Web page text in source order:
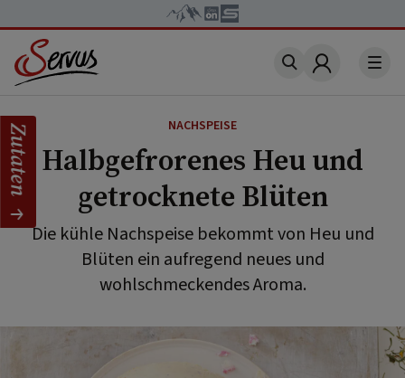
Account
NACHSPEISE
Halbgefrorenes Heu und
getrocknete Blüten
Die kühle Nachspeise bekommt von Heu und
Blüten ein aufregend neues und
wohlschmeckendes Aroma.
Zutaten